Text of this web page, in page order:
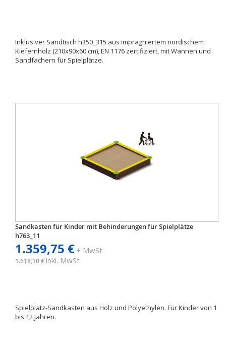
Inklusiver Sandtisch h350_315 aus imprägniertem nordischem
Kiefernholz (210x90x60 cm), EN 1176 zertifiziert, mit Wannen und
Sandfächern für Spielplätze.
Sandkasten für Kinder mit Behinderungen für Spielplätze
h763_11
1.359,75 €+ MwSt
1.618,10 € inkl. MwSt
Spielplatz-Sandkasten aus Holz und Polyethylen. Für Kinder von 1
bis 12 Jahren.